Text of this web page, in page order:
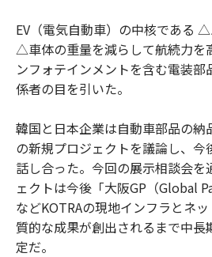
EV（電気自動車）の中核である
△車体の重量を減らして航続力を
ンフォテインメントを含む電装部
係者の目を引いた。
韓国と日本企業は自動車部品の納
の新規プロジェクトを議論し、今
話し合った。今回の展示相談会を
ェクトは今後「大阪GP（Global
などKOTRAの現地インフラとネ
質的な成果が創出されるまで中長
定だ。